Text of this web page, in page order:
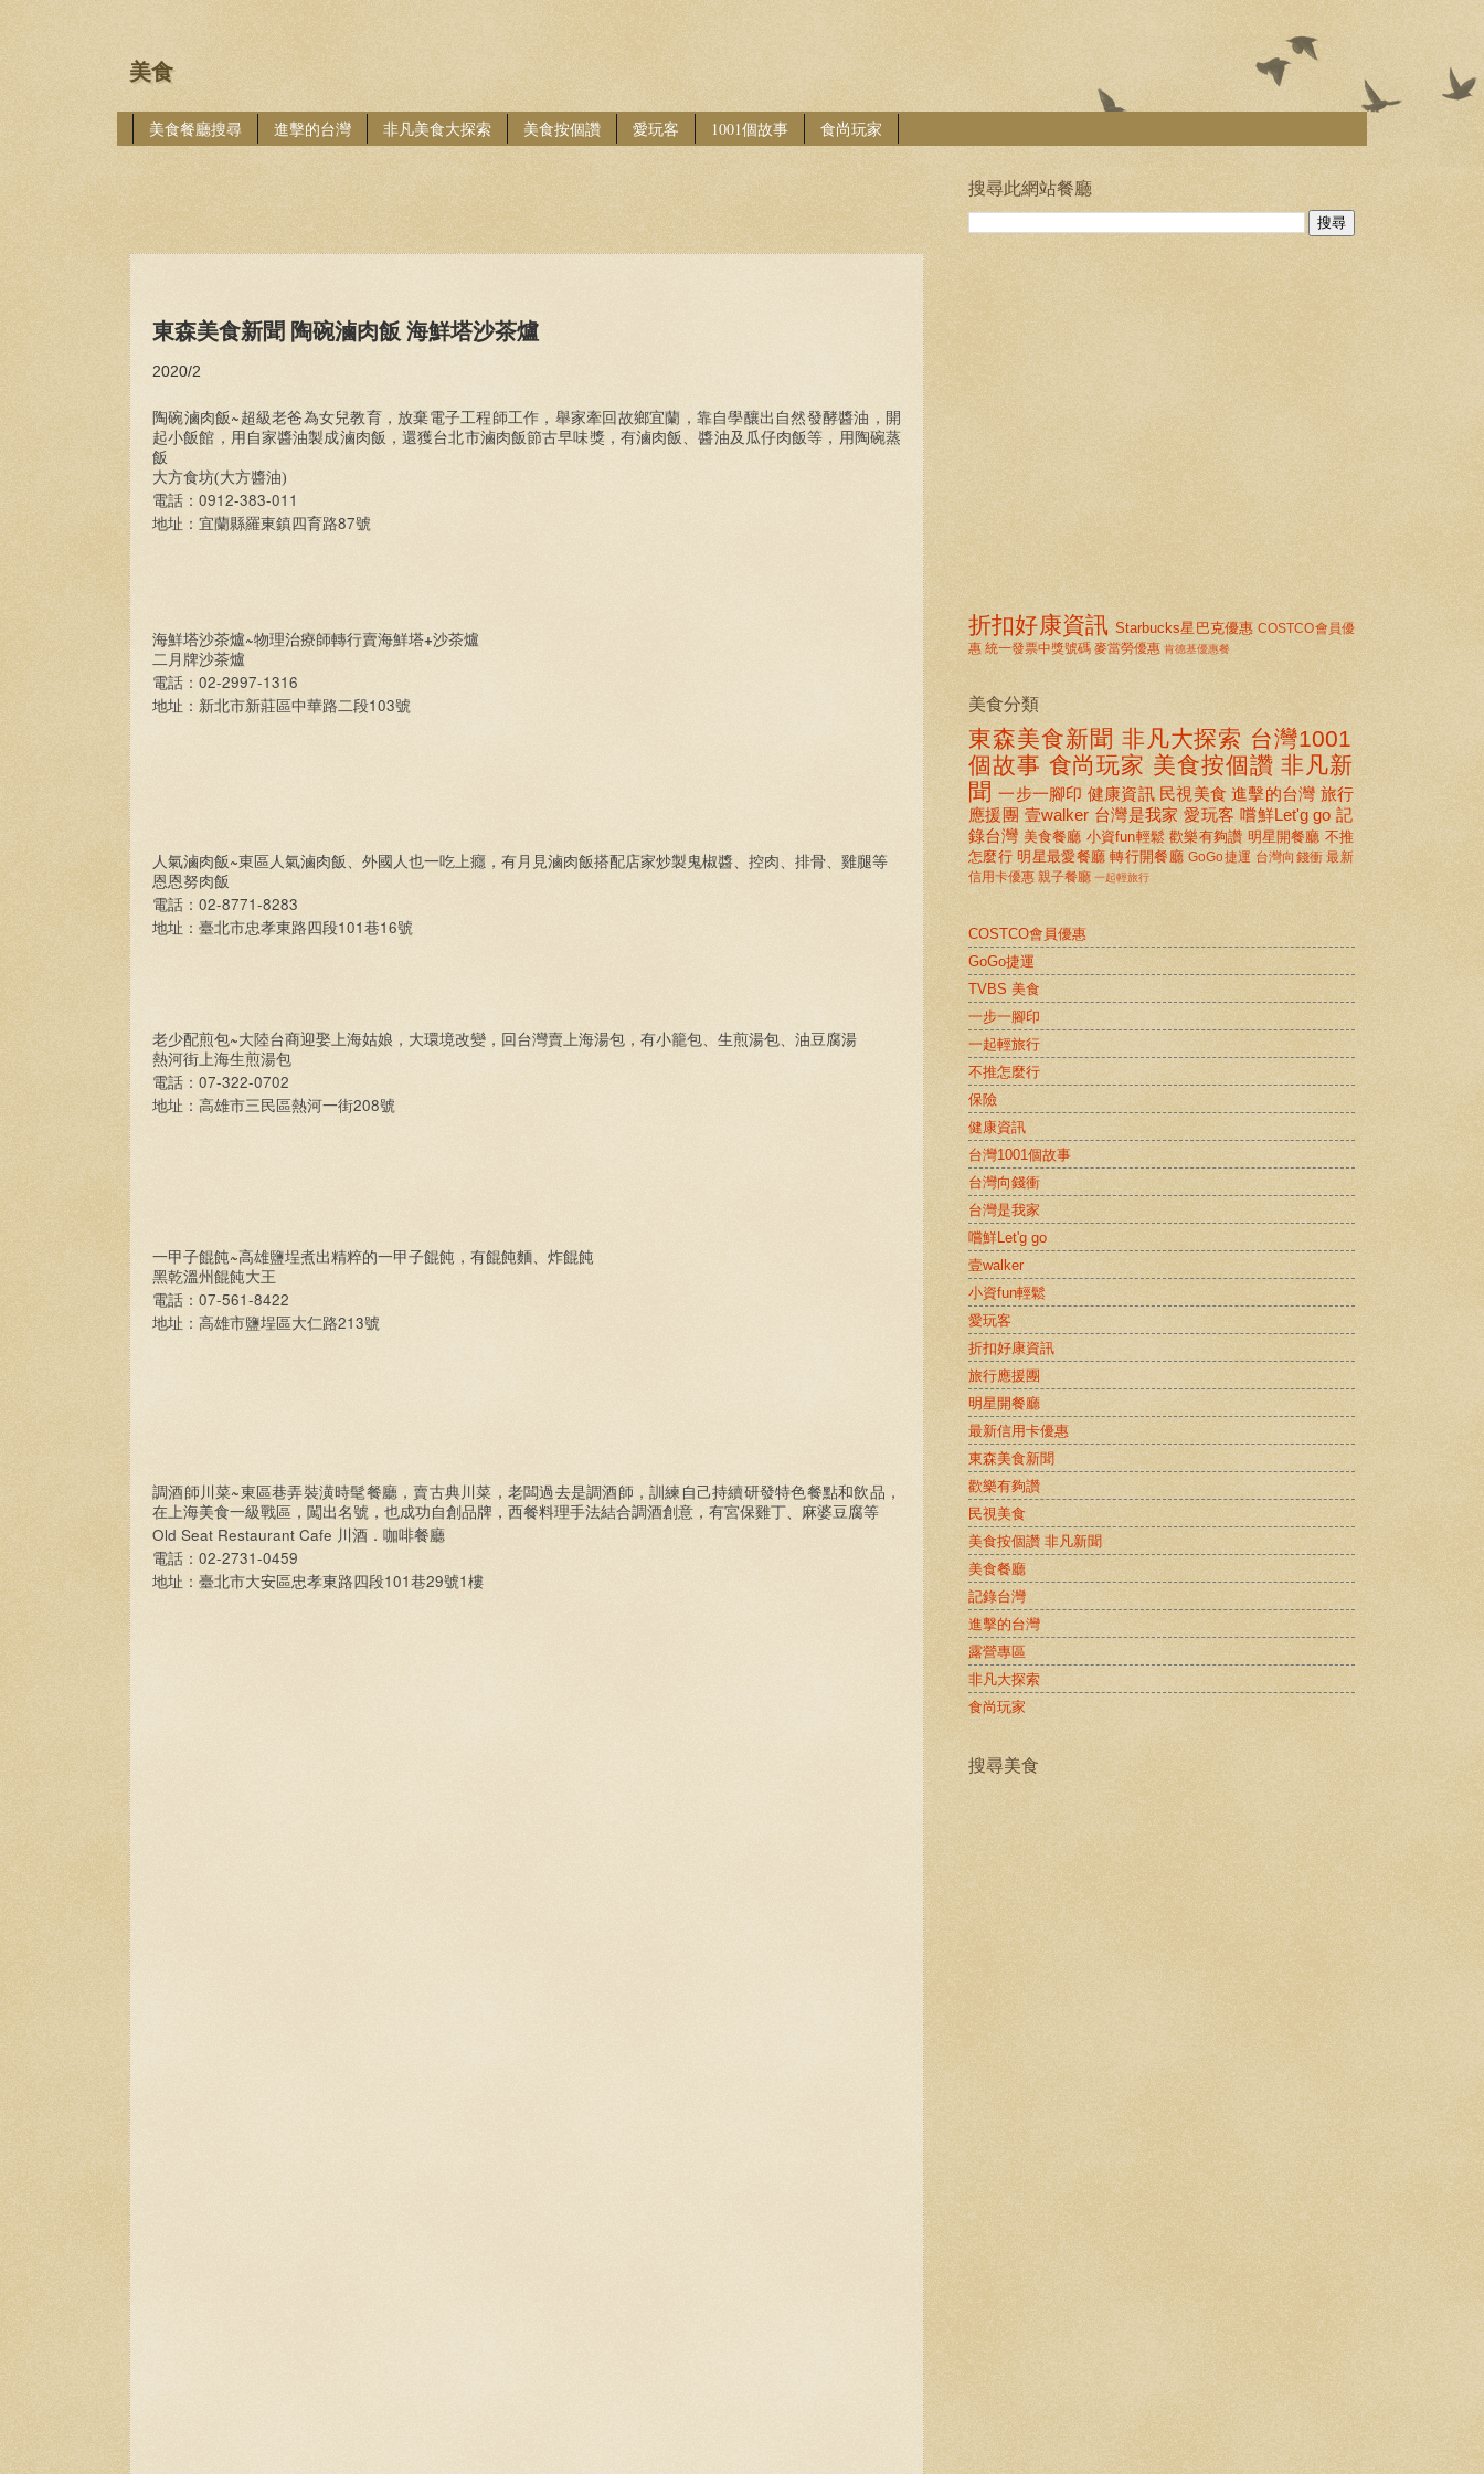
美食
美食餐廳搜尋 進擊的台灣 非凡美食大探索 美食按個讚 愛玩客 1001個故事 食尚玩家
東森美食新聞 陶碗滷肉飯 海鮮塔沙茶爐
2020/2
陶碗滷肉飯 ~ 超級老爸為女兒教育，放棄電子工程師工作，舉家牽回故鄉宜蘭，靠自學釀出自然發酵醬油，開
起小飯館，用自家醬油製成滷肉飯，還獲台北市滷肉飯節古早味獎，有滷肉飯、醬油及瓜仔肉飯等，用陶碗蒸
飯
大方食坊(大方醬油)
電話： 0912-383-011
地址：宜蘭縣羅東鎮四育路87號
海鮮塔沙茶爐~物理治療師轉行賣海鮮塔+沙茶爐
二月牌沙茶爐
電話： 02-2997-1316
地址：新北市新莊區中華路二段103號
人氣滷肉飯 ~東區人氣滷肉飯、外國人也一吃上癮，有月見滷肉飯搭配店家炒製鬼椒醬、控肉、排骨、雞腿等
恩恩努肉飯
電話： 02-8771-8283
地址：臺北市忠孝東路四段101 巷16號
老少配煎包~大陸台商迎娶上海姑娘，大環境改變，回台灣賣上海湯包，有小籠包、生煎湯包、油豆腐湯
熱河街上海生煎湯包
電話： 07-322-0702
地址：高雄市三民區熱河一街208號
一甲子餛飩~高雄鹽埕煮出精粹的一甲子餛飩，有餛飩麵、炸餛飩
黑乾溫州餛飩大王
電話： 07-561-8422
地址：高雄市鹽埕區大仁路213號
調酒師川菜~東區巷弄裝潢時髦餐廳，賣古典川菜，老闆過去是調酒師，訓練自己持續研發特色餐點和飲品，
在上海美食一級戰區，闖出名號，也成功自創品牌，西餐料理手法結合調酒創意，有宮保雞丁、麻婆豆腐等
Old Seat Restaurant Cafe 川酒．咖啡餐廳
電話： 02-2731-0459
地址：臺北市大安區忠孝東路四段101 巷29號1 樓
搜尋此網站餐廳
折扣好康資訊 Starbucks星巴克優惠 COSTCO會員優
惠 統一發票中獎號碼 麥當勞優惠 肯德基優惠餐
美食分類
東森美食新聞 非凡大探索 台灣1001
個故事 食尚玩家 美食按個讚 非凡新
聞 一步一腳印 健康資訊 民視美食 進擊的台灣 旅行
應援團 壹walker 台灣是我家 愛玩客 嚐鮮Let'g go 記
錄台灣 美食餐廳 小資fun輕鬆 歡樂有夠讚 明星開餐廳 不推
怎麼行 明星最愛餐廳 轉行開餐廳 GoGo捷運 台灣向錢衝 最新
信用卡優惠 親子餐廳 一起輕旅行
COSTCO會員優惠
GoGo捷運
TVBS 美食
一步一腳印
一起輕旅行
不推怎麼行
保險
健康資訊
台灣1001個故事
台灣向錢衝
台灣是我家
嚐鮮Let'g go
壹walker
小資fun輕鬆
愛玩客
折扣好康資訊
旅行應援團
明星開餐廳
最新信用卡優惠
東森美食新聞
歡樂有夠讚
民視美食
美食按個讚 非凡新聞
美食餐廳
記錄台灣
進擊的台灣
露營專區
非凡大探索
食尚玩家
搜尋美食